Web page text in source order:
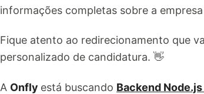
informações completas sobre a
Fique atento ao redirecionamento que
personalizado de candidatura. 👋
A Onfly está buscando Backend